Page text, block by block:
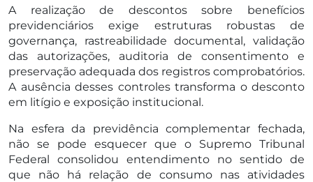
A realização de descontos sobre benefícios
previdenciários exige estruturas robustas de
governança, rastreabilidade documental, validação
das autorizações, auditoria de consentimento e
preservação adequada dos registros comprobatórios.
A ausência desses controles transforma o desconto
em litígio e exposição institucional.
Na esfera da previdência complementar fechada,
não se pode esquecer que o Supremo Tribunal
Federal consolidou entendimento no sentido de
que não há relação de consumo nas atividades